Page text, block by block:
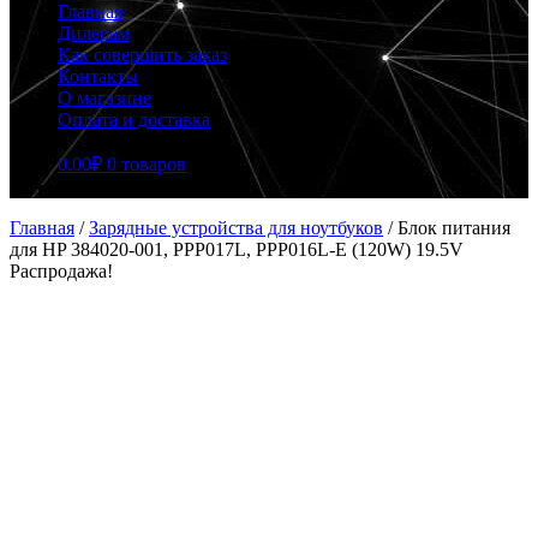
Главная
Дилерам
Как совершить заказ
Контакты
О магазине
Оплата и доставка
0.00₽ 0 товаров
Главная /Зарядные устройства для ноутбуков /Блок питания
для HP 384020-001, PPP017L, PPP016L-E (120W) 19.5V
Распродажа!